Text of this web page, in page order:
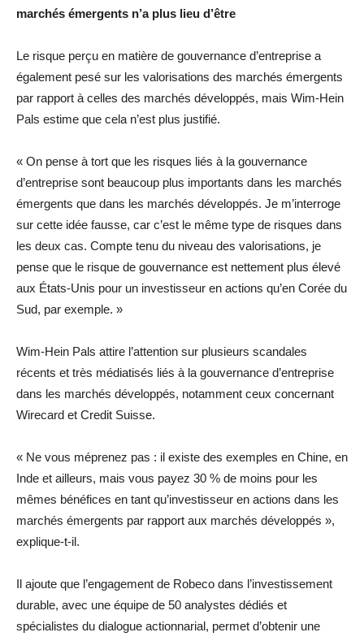
marchés émergents n’a plus lieu d’être
Le risque perçu en matière de gouvernance d’entreprise a
également pesé sur les valorisations des marchés émergents
par rapport à celles des marchés développés, mais Wim-Hein
Pals estime que cela n’est plus justifié.
« On pense à tort que les risques liés à la gouvernance
d’entreprise sont beaucoup plus importants dans les marchés
émergents que dans les marchés développés. Je m’interroge
sur cette idée fausse, car c’est le même type de risques dans
les deux cas. Compte tenu du niveau des valorisations, je
pense que le risque de gouvernance est nettement plus élevé
aux États-Unis pour un investisseur en actions qu’en Corée du
Sud, par exemple. »
Wim-Hein Pals attire l’attention sur plusieurs scandales
récents et très médiatisés liés à la gouvernance d’entreprise
dans les marchés développés, notamment ceux concernant
Wirecard et Credit Suisse.
« Ne vous méprenez pas : il existe des exemples en Chine, en
Inde et ailleurs, mais vous payez 30 % de moins pour les
mêmes bénéfices en tant qu’investisseur en actions dans les
marchés émergents par rapport aux marchés développés »,
explique-t-il.
Il ajoute que l’engagement de Robeco dans l’investissement
durable, avec une équipe de 50 analystes dédiés et
spécialistes du dialogue actionnarial, permet d’obtenir une